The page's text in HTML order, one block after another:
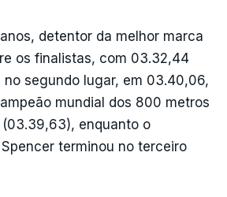
detentor da melhor marca
os finalistas, com 03.32,44
no segundo lugar, em 03.40,06,
mundial dos 800 metros
enquanto o
terminou no terceiro